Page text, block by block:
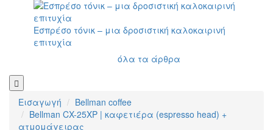
Εσπρέσο τόνικ – μια δροσιστική καλοκαιρινή
επιτυχία
όλα τα άρθρα
Εισαγωγή
Bellman coffee
Bellman CX-25XP | καφετιέρα (espresso head) +
ατμομάγειρας